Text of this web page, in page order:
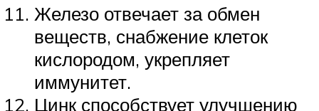
Железо отвечает за обмен
веществ, снабжение клеток
кислородом, укрепляет
иммунитет.
Цинк способствует улучшению